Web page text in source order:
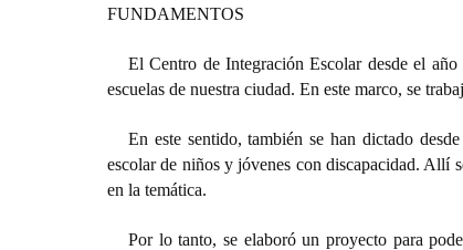
FUNDAMENTOS
El Centro de Integración Escolar desde el
escuelas de nuestra ciudad. En este marco, se
En este sentido, también se han dictado
escolar de niños y jóvenes con discapacidad. Allí
en la temática.
Por lo tanto, se elaboró un proyecto para